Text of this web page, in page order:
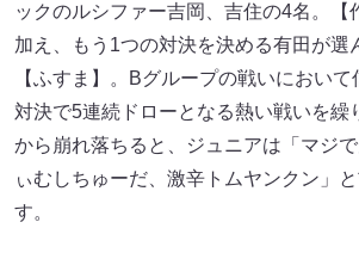
ックのルシファー吉岡、吉住の4名。【
加え、もう1つの対決を決める有田が選
【ふすま】。Bグループの戦いにおいて
対決で5連続ドローとなる熱い戦いを繰
から崩れ落ちると、ジュニアは「マジ
ぃむしちゅーだ、激辛トムヤンクン」
す。